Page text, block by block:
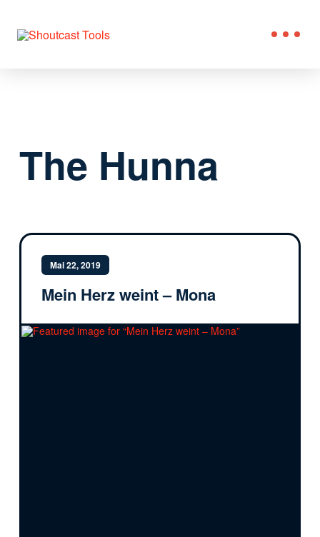
The Hunna
Mai 22, 2019
Mein Herz weint – Mona